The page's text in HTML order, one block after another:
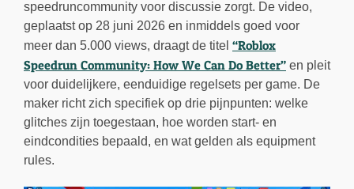
speedruncommunity voor discussie zorgt. De video,
geplaatst op 28 juni 2026 en inmiddels goed voor
meer dan 5.000 views, draagt de titel “Roblox
Speedrun Community: How We Can Do Better” en pleit
voor duidelijkere, eenduidige regelsets per game. De
maker richt zich specifiek op drie pijnpunten: welke
glitches zijn toegestaan, hoe worden start- en
eindcondities bepaald, en wat gelden als equipment
rules.